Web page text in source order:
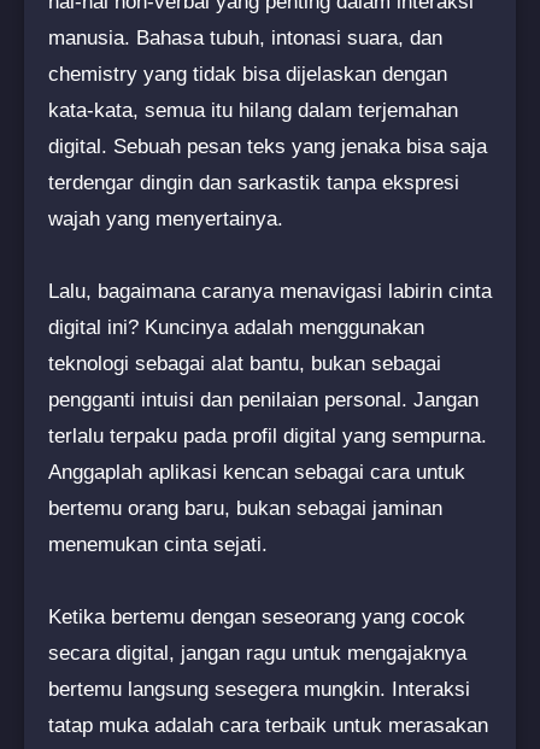
manusia. Bahasa tubuh, intonasi suara, dan
chemistry yang tidak bisa dijelaskan dengan
kata-kata, semua itu hilang dalam terjemahan
digital. Sebuah pesan teks yang jenaka bisa saja
terdengar dingin dan sarkastik tanpa ekspresi
wajah yang menyertainya.
Lalu, bagaimana caranya menavigasi labirin cinta
digital ini? Kuncinya adalah menggunakan
teknologi sebagai alat bantu, bukan sebagai
pengganti intuisi dan penilaian personal. Jangan
terlalu terpaku pada profil digital yang sempurna.
Anggaplah aplikasi kencan sebagai cara untuk
bertemu orang baru, bukan sebagai jaminan
menemukan cinta sejati.
Ketika bertemu dengan seseorang yang cocok
secara digital, jangan ragu untuk mengajaknya
bertemu langsung sesegera mungkin. Interaksi
tatap muka adalah cara terbaik untuk merasakan